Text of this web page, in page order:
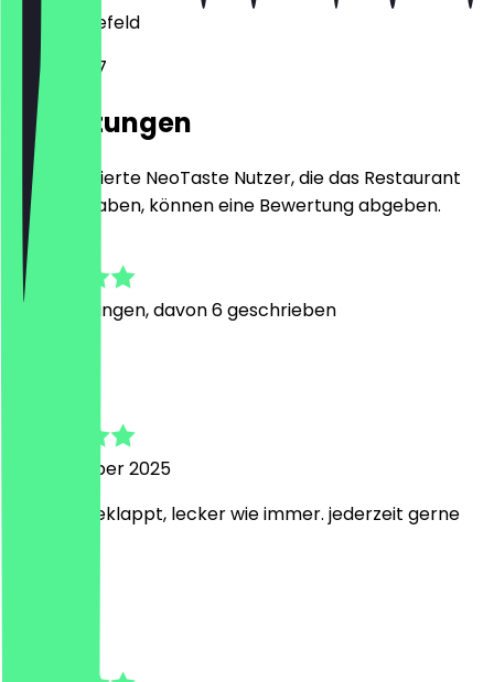
33607
Bielefeld
Lohbreite 7
Bewertungen
Nur registrierte NeoTaste Nutzer, die das Restaurant
besucht haben, können eine Bewertung abgeben.
4.5
13 Bewertungen, davon 6 geschrieben
13. November 2025
bestens geklappt, lecker wie immer. jederzeit gerne